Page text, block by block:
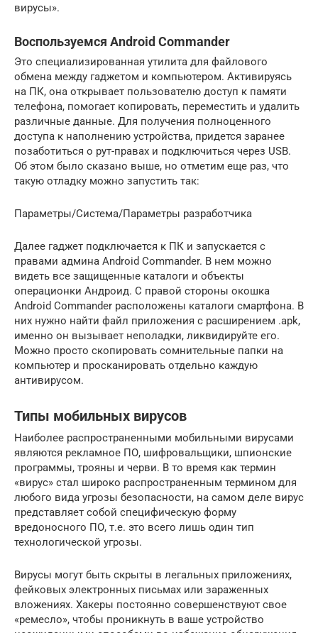
вирусы».
Воспользуемся Android Commander
Это специализированная утилита для файлового
обмена между гаджетом и компьютером. Активируясь
на ПК, она открывает пользователю доступ к памяти
телефона, помогает копировать, переместить и удалить
различные данные. Для получения полноценного
доступа к наполнению устройства, придется заранее
позаботиться о рут-правах и подключиться через USB.
Об этом было сказано выше, но отметим еще раз, что
такую отладку можно запустить так:
Параметры/Система/Параметры разработчика
Далее гаджет подключается к ПК и запускается с
правами админа Android Commander. В нем можно
видеть все защищенные каталоги и объекты
операционки Андроид. С правой стороны окошка
Android Commander расположены каталоги смартфона. В
них нужно найти файл приложения с расширением .apk,
именно он вызывает неполадки, ликвидируйте его.
Можно просто скопировать сомнительные папки на
компьютер и просканировать отдельно каждую
антивирусом.
Типы мобильных вирусов
Наиболее распространенными мобильными вирусами
являются рекламное ПО, шифровальщики, шпионские
программы, трояны и черви. В то время как термин
«вирус» стал широко распространенным термином для
любого вида угрозы безопасности, на самом деле вирус
представляет собой специфическую форму
вредоносного ПО, т.е. это всего лишь один тип
технологической угрозы.
Вирусы могут быть скрыты в легальных приложениях,
фейковых электронных письмах или зараженных
вложениях. Хакеры постоянно совершенствуют свое
«ремесло», чтобы проникнуть в ваше устройство